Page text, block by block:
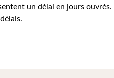
un délai en jours